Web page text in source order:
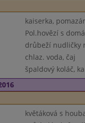
kaiserka,
Pol.hovězí s
drůbeží nudličky
chlaz. voda, čaj
špaldový koláč,
květáková s